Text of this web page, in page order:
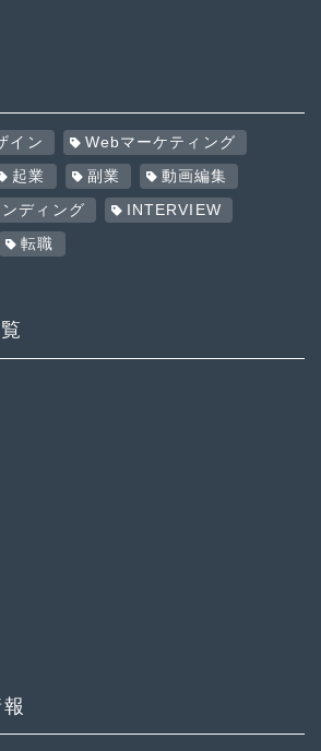
イン Webマーケティング
起業 副業 動画編集
ディング INTERVIEW
転職